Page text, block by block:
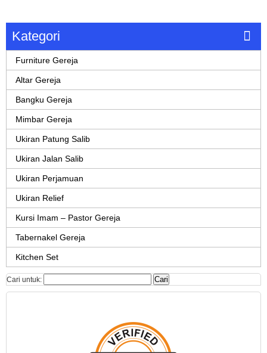
Kategori
Furniture Gereja
Altar Gereja
Bangku Gereja
Mimbar Gereja
Ukiran Patung Salib
Ukiran Jalan Salib
Ukiran Perjamuan
Ukiran Relief
Kursi Imam – Pastor Gereja
Tabernakel Gereja
Kitchen Set
Cari untuk: